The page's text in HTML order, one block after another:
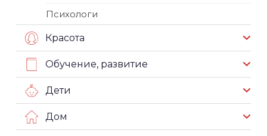
Психологи
Красота
Обучение, развитие
Дети
Дом